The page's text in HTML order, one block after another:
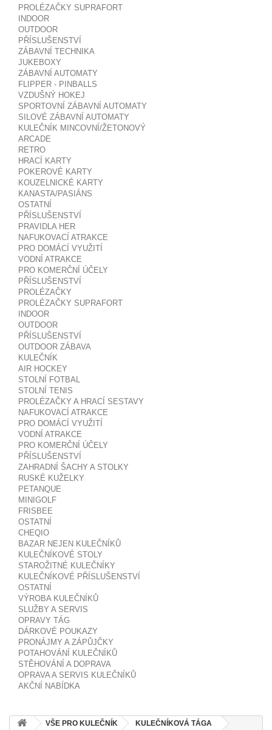
PROLÉZAČKY SUPRAFORT
INDOOR
OUTDOOR
PŘÍSLUŠENSTVÍ
ZÁBAVNÍ TECHNIKA
JUKEBOXY
ZÁBAVNÍ AUTOMATY
FLIPPER - PINBALLS
VZDUŠNÝ HOKEJ
SPORTOVNÍ ZÁBAVNÍ AUTOMATY
SILOVÉ ZÁBAVNÍ AUTOMATY
KULEČNÍK MINCOVNÍ/ŽETONOVÝ
ARCADE
RETRO
HRACÍ KARTY
POKEROVÉ KARTY
KOUZELNICKÉ KARTY
KANASTA/PASIÁNS
OSTATNÍ
PŘÍSLUŠENSTVÍ
PRAVIDLA HER
NAFUKOVACÍ ATRAKCE
PRO DOMÁCÍ VYUŽITÍ
VODNÍ ATRAKCE
PRO KOMERČNÍ ÚČELY
PŘÍSLUŠENSTVÍ
PROLÉZAČKY
PROLÉZAČKY SUPRAFORT
INDOOR
OUTDOOR
PŘÍSLUŠENSTVÍ
OUTDOOR ZÁBAVA
KULEČNÍK
AIR HOCKEY
STOLNÍ FOTBAL
STOLNÍ TENIS
PROLÉZAČKY A HRACÍ SESTAVY
NAFUKOVACÍ ATRAKCE
PRO DOMÁCÍ VYUŽITÍ
VODNÍ ATRAKCE
PRO KOMERČNÍ ÚČELY
PŘÍSLUŠENSTVÍ
ZAHRADNÍ ŠACHY A STOLKY
RUSKÉ KUŽELKY
PETANQUE
MINIGOLF
FRISBEE
OSTATNÍ
CHEQIO
BAZAR NEJEN KULEČNÍKŮ
KULEČNÍKOVÉ STOLY
STAROŽITNÉ KULEČNÍKY
KULEČNÍKOVÉ PŘÍSLUŠENSTVÍ
OSTATNÍ
VÝROBA KULEČNÍKŮ
SLUŽBY A SERVIS
OPRAVY TÁG
DÁRKOVÉ POUKAZY
PRONÁJMY A ZÁPŮJČKY
POTAHOVÁNÍ KULEČNÍKŮ
STĚHOVÁNÍ A DOPRAVA
OPRAVA A SERVIS KULEČNÍKŮ
AKČNÍ NABÍDKA
VŠE PRO KULEČNÍK
KULEČNÍKOVÁ TÁGA